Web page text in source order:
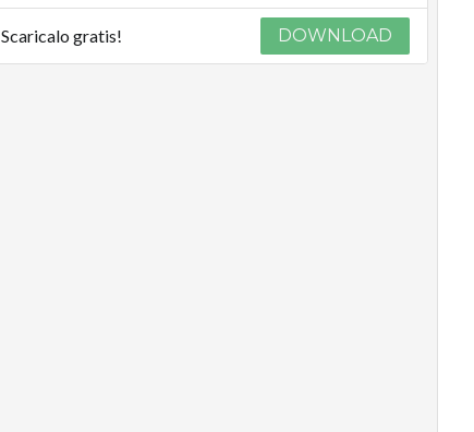
Scaricalo gratis! DOWNLOAD